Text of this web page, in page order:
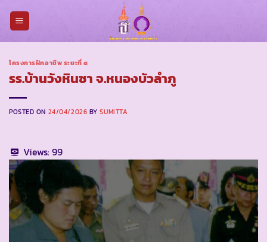
โครงการฝึกอาชีพ ระยะที่ ๔
รร.บ้านวังหินซา จ.หนองบัวลำภู
POSTED ON 24/04/2026 BYSUMITTA
Views:99